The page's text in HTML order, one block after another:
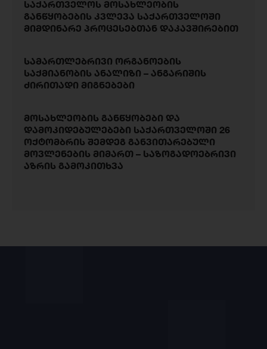
საქართველოს მოსახლეობის
განწყობების კვლევა საქართველოში
მიმდინარე პროცესებთან დაკავშირებით
სამართლებრივი ორგანოების
საქმიანობის ანალიზი – ანგარიშის
ძირითადი მიგნებები
მოსახლეობის განწყობები და
დამოკიდებულებები საქართველოში 26
ოქტომბრის შემდეგ განვითარებული
მოვლენების მიმართ – საზოგადოებრივი
აზრის გამოკითხვა